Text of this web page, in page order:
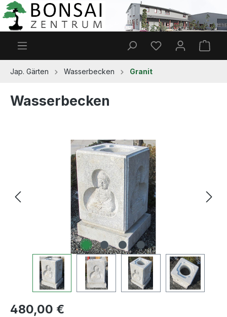
Zum Hauptinhalt springen
Du hast 0
Jap. Gärten Wasserbecken Granit
Wasserbecken
Bildergalerie überspringen
Regulärer Preis:
480,00 €